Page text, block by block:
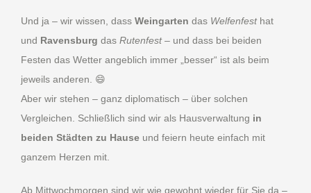
Und ja – wir wissen, dass Weingarten das Welfenfesthat
und Ravensburg das Rutenfest– und dass bei beiden
Festen das Wetter angeblich immer „besser“ ist als beim
jeweils anderen. 😄
Aber wir stehen – ganz diplomatisch – über solchen
Vergleichen. Schließlich sind wir als Hausverwaltung in
beiden Städten zu Hause und feiern heute einfach mit
ganzem Herzen mit.
Ab Mittwochmorgen sind wir wie gewohnt wieder für Sie da –